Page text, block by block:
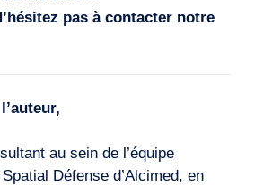
pas à contacter notre
au sein de l’équipe
Défense d’Alcimed, en